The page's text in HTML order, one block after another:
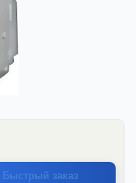
Быстрый заказ